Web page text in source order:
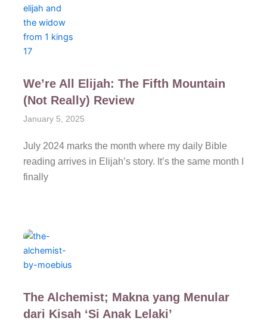
We’re All Elijah: The Fifth Mountain
(Not Really) Review
January 5, 2025
July 2024 marks the month where my daily Bible
reading arrives in Elijah’s story. It’s the same month I
finally
The Alchemist; Makna yang Menular
dari Kisah ‘Si Anak Lelaki’